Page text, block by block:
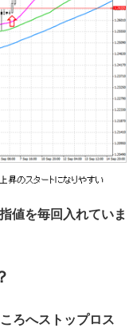
値を毎回入れていま
ろへストップロス